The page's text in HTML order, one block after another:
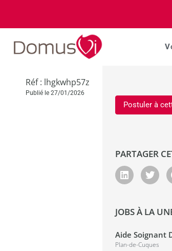
Réf : lhgkwhp57z
Publié le 27/01/2026
Postuler à
PARTAGER
JOBS À LA
Aide Soignant
Plan-de-Cuques